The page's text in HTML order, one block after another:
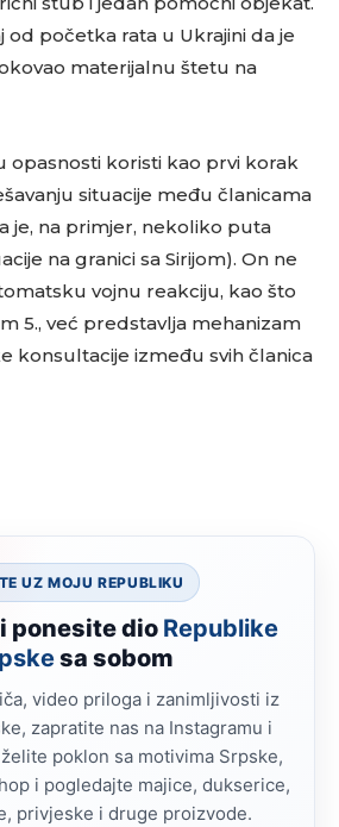
od početka rata u Ukrajini da je
materijalnu štetu na
opasnosti koristi kao prvi korak
situacije među članicama
je, na primjer, nekoliko puta
na granici sa Sirijom). On ne
vojnu reakciju, kao što
5., već predstavlja mehanizam
konsultacije između svih članica
UZ MOJU REPUBLIKU
ponesite dio Republike
sa sobom
video priloga i zanimljivosti iz
zapratite nas na Instagramu i
poklon sa motivima Srpske,
i pogledajte majice, dukserice,
privjeske i druge proizvode.